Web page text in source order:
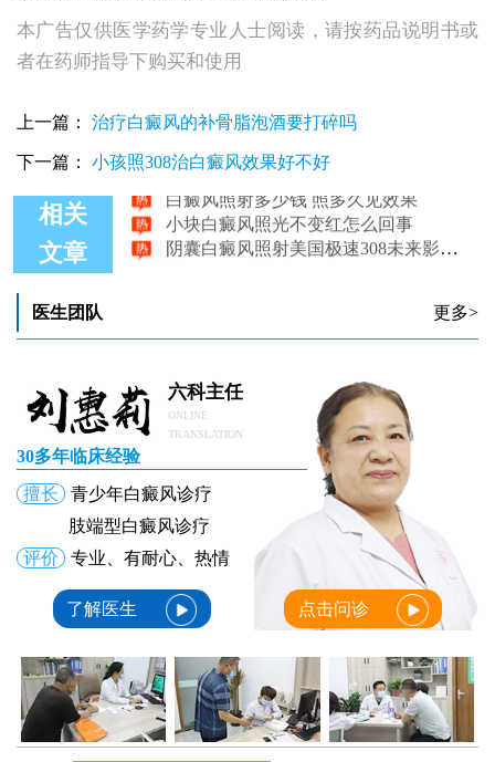
本广告仅供医学药学专业人士阅读，请按药品说明书或
者在药师指导下购买和使用
上一篇： 治疗白癜风的补骨脂泡酒要打碎吗
下一篇： 小孩照308治白癜风效果好不好
相关
文章
白癜风照308激光后发红是不是好转了
白癜风照了308后碰水了怎么办
小块白癜风照光不变红怎么回事
阴囊白癜风照射美国极速308未来影响生育吗
医生团队 更多>
六科主任
ONLINE
TRANSLATION
30多年临床经验
擅长
青少年白癜风诊疗
肢端型白癜风诊疗
评价
专业、有耐心、热情
了解医生 点击问诊